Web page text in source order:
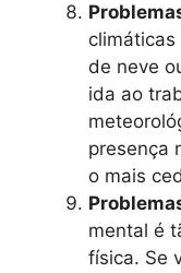
de neve
ida ao
presença
o mais
mental é
física. Se